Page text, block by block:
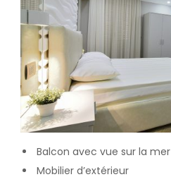
Balcon avec vue sur la mer
Mobilier d’extérieur